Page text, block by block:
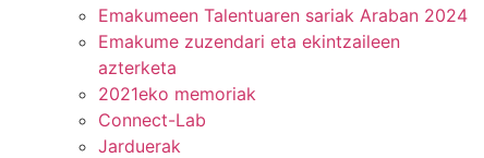
Emakumeen Talentuaren sariak Araban 2024
Emakume zuzendari eta ekintzaileen
azterketa
2021eko memoriak
Connect-Lab
Jarduerak